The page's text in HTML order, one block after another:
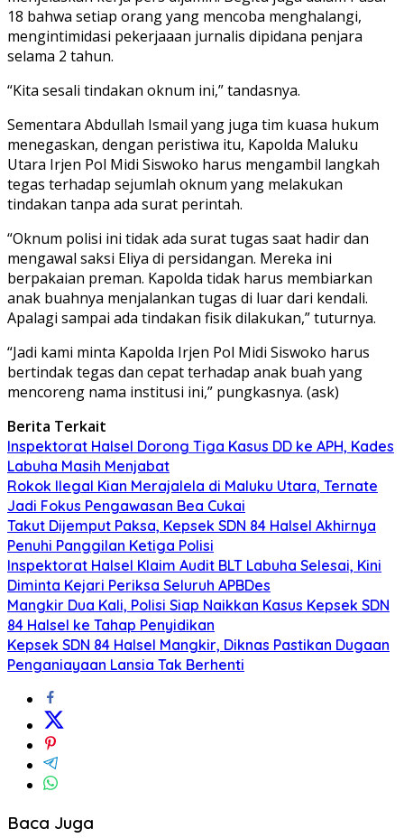
18 bahwa setiap orang yang mencoba menghalangi,
mengintimidasi pekerjaaan jurnalis dipidana penjara
selama 2 tahun.
“Kita sesali tindakan oknum ini,” tandasnya.
Sementara Abdullah Ismail yang juga tim kuasa hukum
menegaskan, dengan peristiwa itu, Kapolda Maluku
Utara Irjen Pol Midi Siswoko harus mengambil langkah
tegas terhadap sejumlah oknum yang melakukan
tindakan tanpa ada surat perintah.
“Oknum polisi ini tidak ada surat tugas saat hadir dan
mengawal saksi Eliya di persidangan. Mereka ini
berpakaian preman. Kapolda tidak harus membiarkan
anak buahnya menjalankan tugas di luar dari kendali.
Apalagi sampai ada tindakan fisik dilakukan,” tuturnya.
“Jadi kami minta Kapolda Irjen Pol Midi Siswoko harus
bertindak tegas dan cepat terhadap anak buah yang
mencoreng nama institusi ini,” pungkasnya. (ask)
Berita Terkait
Inspektorat Halsel Dorong Tiga Kasus DD ke APH, Kades
Labuha Masih Menjabat
Rokok Ilegal Kian Merajalela di Maluku Utara, Ternate
Jadi Fokus Pengawasan Bea Cukai
Takut Dijemput Paksa, Kepsek SDN 84 Halsel Akhirnya
Penuhi Panggilan Ketiga Polisi
Inspektorat Halsel Klaim Audit BLT Labuha Selesai, Kini
Diminta Kejari Periksa Seluruh APBDes
Mangkir Dua Kali, Polisi Siap Naikkan Kasus Kepsek SDN
84 Halsel ke Tahap Penyidikan
Kepsek SDN 84 Halsel Mangkir, Diknas Pastikan Dugaan
Penganiayaan Lansia Tak Berhenti
Baca Juga